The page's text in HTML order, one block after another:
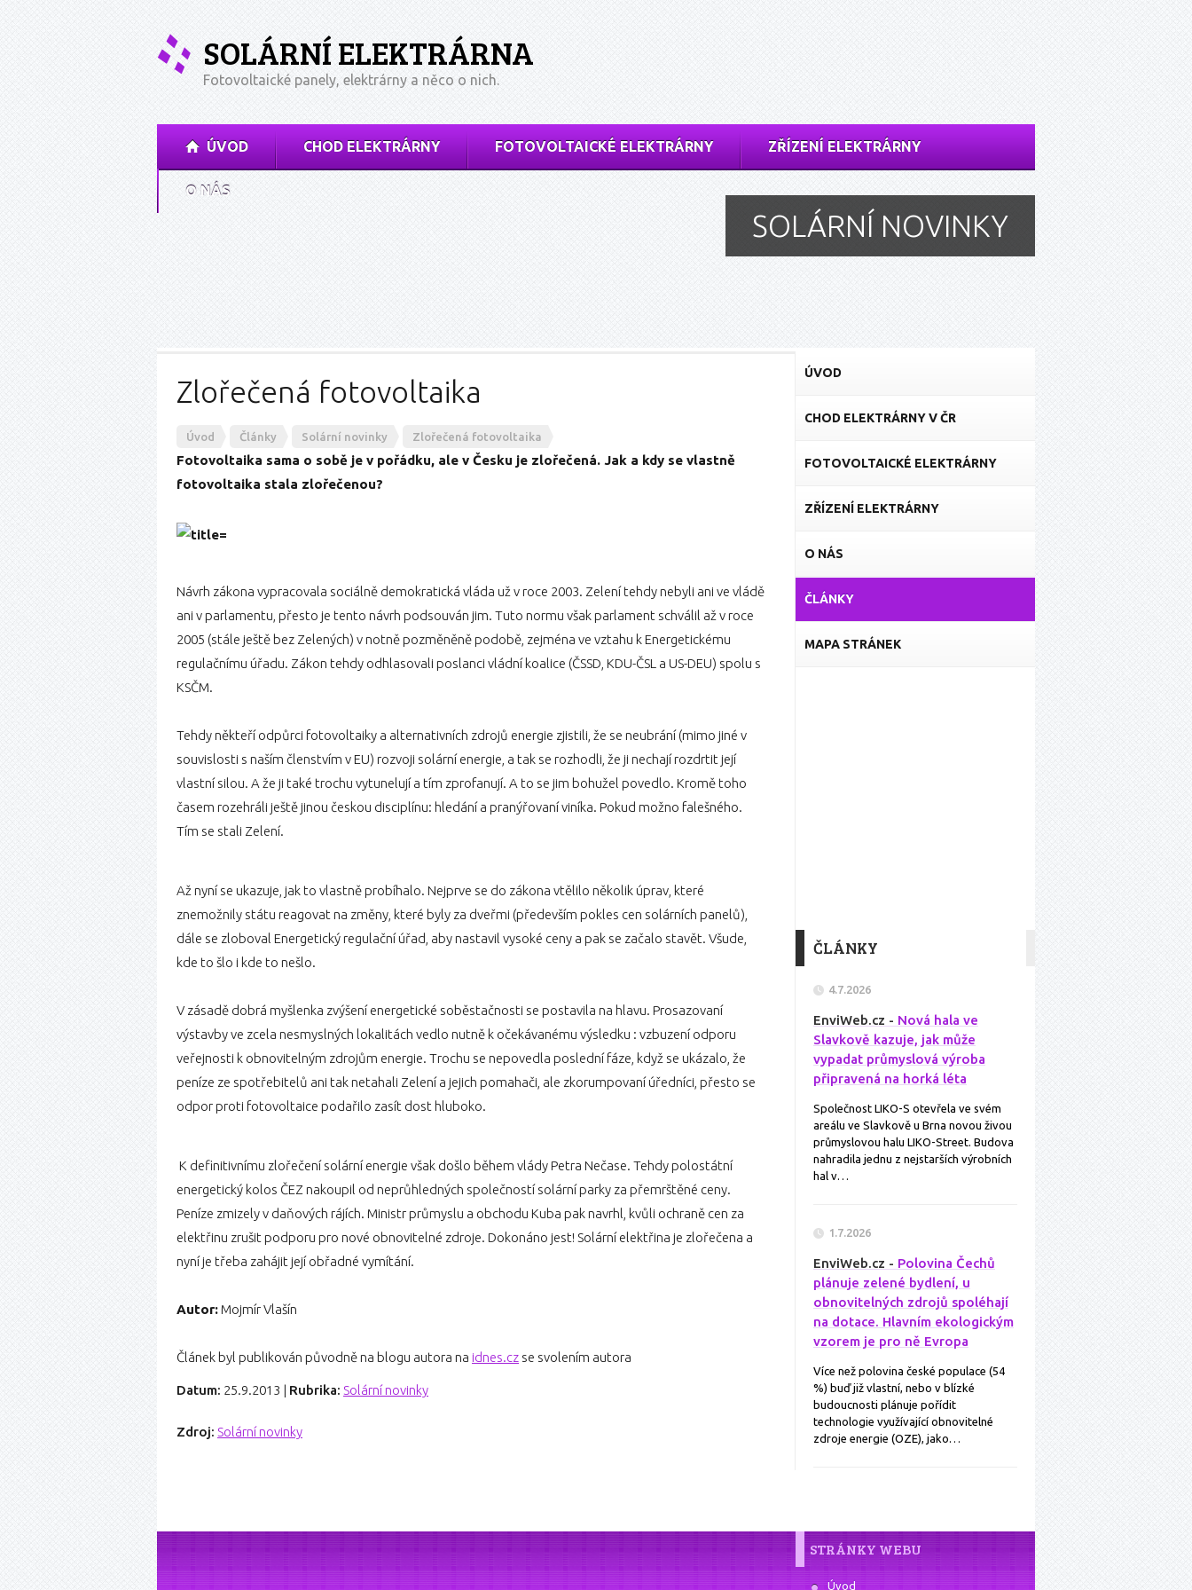
SOLÁRNÍ ELEKTRÁRNA
Fotovoltaické panely, elektrárny a něco o nich.
ÚVOD CHOD ELEKTRÁRNY FOTOVOLTAICKÉ ELEKTRÁRNY ZŘÍZENÍ ELEKTRÁRNY
O NÁS
SOLÁRNÍ NOVINKY
Zlořečená fotovoltaika
Úvod Články Solární novinky Zlořečená fotovoltaika
Fotovoltaika sama o sobě je v pořádku, ale v Česku je zlořečená. Jak a kdy se vlastně
fotovoltaika stala zlořečenou?
Návrh zákona vypracovala sociálně demokratická vláda už v roce 2003. Zelení tehdy nebyli ani ve vládě
ani v parlamentu, přesto je tento návrh podsouván jim. Tuto normu však parlament schválil až v roce
2005 (stále ještě bez Zelených) v notně pozměněně podobě, zejména ve vztahu k Energetickému
regulačnímu úřadu. Zákon tehdy odhlasovali poslanci vládní koalice (ČSSD, KDU-ČSL a US-DEU) spolu s
KSČM.
Tehdy někteří odpůrci fotovoltaiky a alternativních zdrojů energie zjistili, že se neubrání (mimo jiné v
souvislosti s naším členstvím v EU) rozvoji solární energie, a tak se rozhodli, že ji nechají rozdrtit její
vlastní silou. A že ji také trochu vytunelují a tím zprofanují. A to se jim bohužel povedlo. Kromě toho
časem rozehráli ještě jinou českou disciplínu: hledání a pranýřovaní viníka. Pokud možno falešného.
Tím se stali Zelení.
Až nyní se ukazuje, jak to vlastně probíhalo. Nejprve se do zákona vtělilo několik úprav, které
znemožnily státu reagovat na změny, které byly za dveřmi (především pokles cen solárních panelů),
dále se zloboval Energetický regulační úřad, aby nastavil vysoké ceny a pak se začalo stavět. Všude,
kde to šlo i kde to nešlo.
V zásadě dobrá myšlenka zvýšení energetické soběstačnosti se postavila na hlavu. Prosazovaní
výstavby ve zcela nesmyslných lokalitách vedlo nutně k očekávanému výsledku : vzbuzení odporu
veřejnosti k obnovitelným zdrojům energie. Trochu se nepovedla poslední fáze, když se ukázalo, že
peníze ze spotřebitelů ani tak netahali Zelení a jejich pomahači, ale zkorumpovaní úředníci, přesto se
odpor proti fotovoltaice podařilo zasít dost hluboko.
K definitivnímu zlořečení solární energie však došlo během vlády Petra Nečase. Tehdy polostátní
energetický kolos ČEZ nakoupil od neprůhledných společností solární parky za přemrštěné ceny.
Peníze zmizely v daňových rájích. Ministr průmyslu a obchodu Kuba pak navrhl, kvůli ochraně cen za
elektřinu zrušit podporu pro nové obnovitelné zdroje. Dokonáno jest! Solární elektřina je zlořečena a
nyní je třeba zahájit její obřadné vymítání.
Autor:Mojmír Vlašín
Článek byl publikován původně na blogu autora na idnes.cz se svolením autora
Datum: 25.9.2013 | Rubrika: Solární novinky
Zdroj: Solární novinky
ÚVOD
CHOD ELEKTRÁRNY V ČR
FOTOVOLTAICKÉ ELEKTRÁRNY
ZŘÍZENÍ ELEKTRÁRNY
O NÁS
ČLÁNKY
MAPA STRÁNEK
ČLÁNKY
4.7.2026
EnviWeb.cz - Nová hala ve
Slavkově kazuje, jak může
vypadat průmyslová výroba
připravená na horká léta
Společnost LIKO-S otevřela ve svém
areálu ve Slavkově u Brna novou živou
průmyslovou halu LIKO-Street. Budova
nahradila jednu z nejstarších výrobních
hal v…
1.7.2026
EnviWeb.cz - Polovina Čechů
plánuje zelené bydlení, u
obnovitelných zdrojů spoléhají
na dotace. Hlavním ekologickým
vzorem je pro ně Evropa
Více než polovina české populace (54
%) buď již vlastní, nebo v blízké
budoucnosti plánuje pořídit
technologie využívající obnovitelné
zdroje energie (OZE), jako…
STRÁNKY WEBU
Úvod